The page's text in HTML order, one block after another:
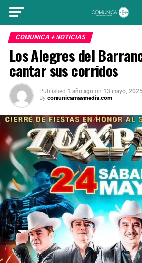
COMUNICA + NOTICIAS
Los Alegres del
cantar sus corridos
Published 1 año ago on 13 mayo, 2025
By comunicamasmedia.com